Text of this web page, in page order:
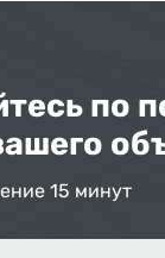
по
15 минут